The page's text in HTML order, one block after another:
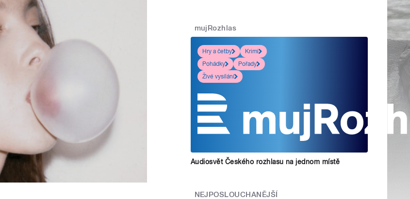
mujRozhlas
Hry a četby
Krimi
Pohádky
Pořady
Živé vysílání
Audiosvět Českého rozhlasu na jednom místě
NEJPOSLOUCHANĚJŠÍ